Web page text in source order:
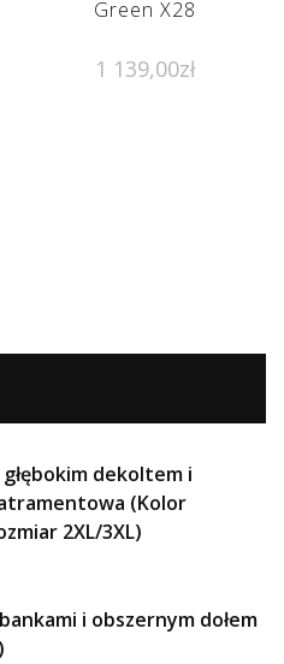
Green X28
1 139,00zł
dekoltem i
(Kolor
2XL/3XL)
i obszernym dołem